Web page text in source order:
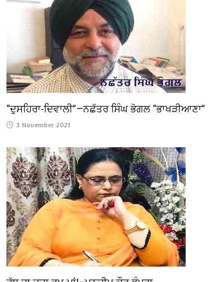
“ਦੁਸਹਿਰਾ-ਦਿਵਾਲੀ”—ਨਛੱਤਰ ਸਿੰਘ ਭੋਗਲ “ਭਾਖੜੀਆਣਾ”
3 November 2021